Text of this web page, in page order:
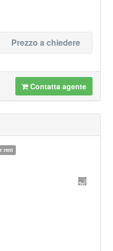
Prezzo a chiedere
Contatta agente
rent